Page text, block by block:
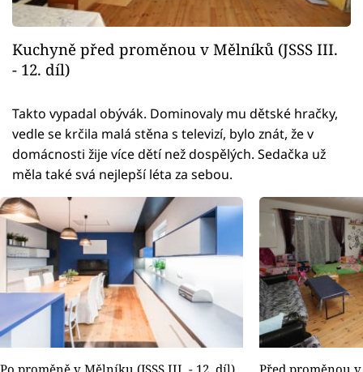
Kuchyně před proměnou v Mělníků (JSSS III.
- 12. díl)
Takto vypadal obývák. Dominovaly mu dětské hračky,
vedle se krčila malá stěna s televizí, bylo znát, že v
domácnosti žije více dětí než dospělých. Sedačka už
měla také svá nejlepší léta za sebou.
Po proměně v Mělníku (JSSS III. - 12. díl) Před proměnou v